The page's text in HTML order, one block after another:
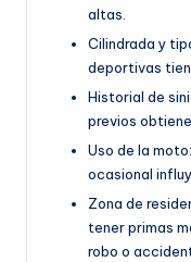
altas.
Cilindrada y
deportivas
Historial de
previos
Uso de la
ocasional
Zona de
tener primas
robo o